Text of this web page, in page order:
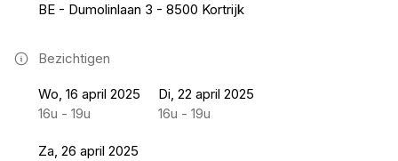
BE - Dumolinlaan 3 - 8500 Kortrijk
Bezichtigen
Wo, 16 april 2025
16u - 19u
Di, 22 april 2025
16u - 19u
Za, 26 april 2025